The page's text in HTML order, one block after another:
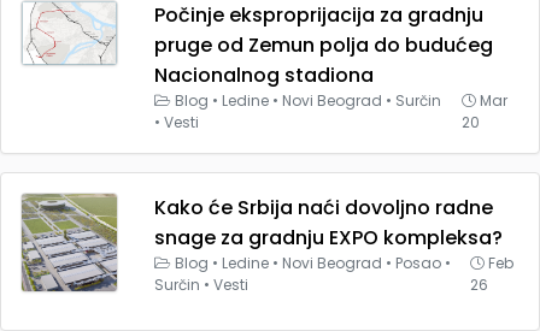
Počinje eksproprijacija za gradnju
pruge od Zemun polja do budućeg
Nacionalnog stadiona
Blog • Ledine • Novi Beograd • Surčin
• Vesti
Mar
20
Kako će Srbija naći dovoljno radne
snage za gradnju EXPO kompleksa?
Blog • Ledine • Novi Beograd • Posao •
Surčin • Vesti
Feb
26